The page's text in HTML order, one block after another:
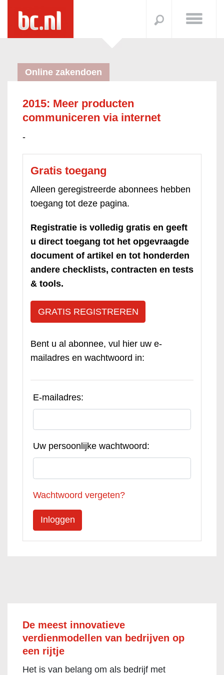
Online zakendoen
2015: Meer producten
communiceren via internet
-
Gratis toegang
Alleen geregistreerde abonnees hebben
toegang tot deze pagina.
Registratie is volledig gratis en geeft
u direct toegang tot het opgevraagde
document of artikel en tot honderden
andere checklists, contracten en tests
& tools.
GRATIS REGISTREREN
Bent u al abonnee, vul hier uw e-
mailadres en wachtwoord in:
E-mailadres:
Uw persoonlijke wachtwoord:
Wachtwoord vergeten?
De meest innovatieve
verdienmodellen van bedrijven op
een rijtje
Het is van belang om als bedrijf met